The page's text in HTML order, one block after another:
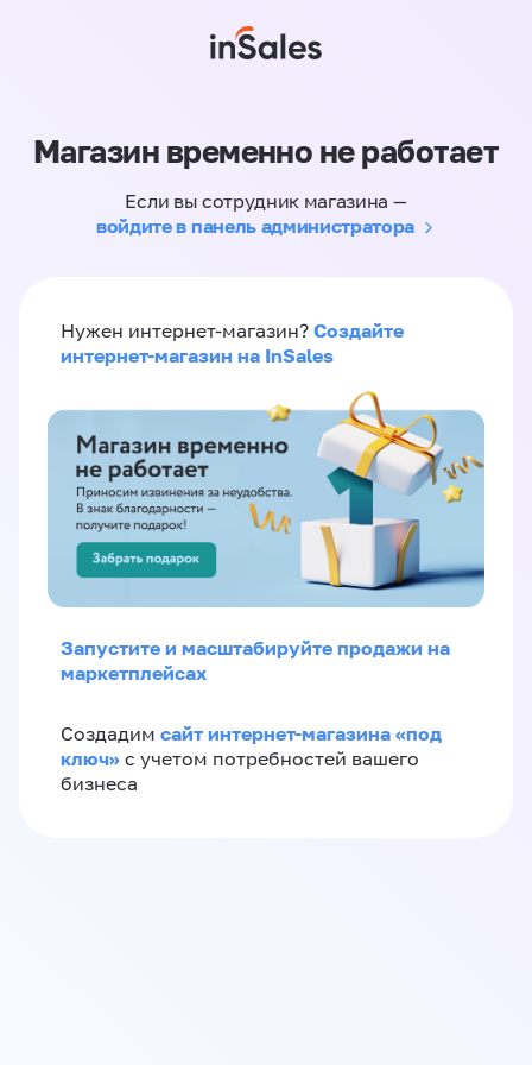
Магазин временно не работает
Если вы сотрудник магазина —
войдите в панель администратора
Нужен интернет-магазин? Создайте
интернет-магазин на InSales
Запустите и масштабируйте продажи на
маркетплейсах
Создадим сайт интернет-магазина «под
ключ» с учетом потребностей вашего
бизнеса